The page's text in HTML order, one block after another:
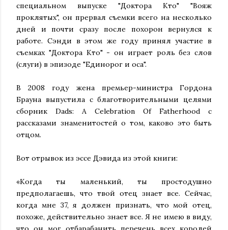
специальном выпуске "Доктора Кто" "Вояж
проклятых", он прервал съемки всего на несколько
дней и почти сразу после похорон вернулся к
работе. Сэнди в этом же году принял участие в
съемках "Доктора Кто" - он играет роль без слов
(слуги) в эпизоде "Единорог и оса".
В 2008 году жена премьер-министра Гордона
Брауна выпустила с благотворительными целями
сборник Dads: A Celebration Of Fatherhood с
рассказами знаменитостей о том, каково это быть
отцом.
Вот отрывок из эссе Дэвида из этой книги:
«Когда ты маленький, ты простодушно
предполагаешь, что твой отец знает все. Сейчас,
когда мне 37, я должен признать, что мой отец,
похоже, действительно знает все. Я не имею в виду,